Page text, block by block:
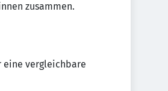
zusammen.
eine vergleichbare